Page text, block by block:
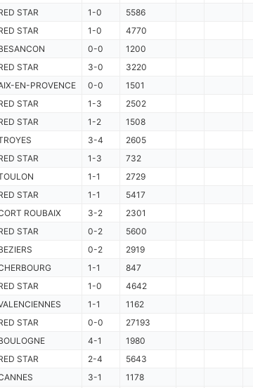
STAR 1-0
5586
STAR 1-0
4770
0-0
1200
STAR 3-0
3220
EN-PROVENCE 0-0
1501
STAR 1-3
2502
STAR 1-2
1508
3-4
2605
STAR 1-3
732
1-1
2729
STAR 1-1
5417
ROUBAIX 3-2
2301
STAR 0-2
5600
0-2
2919
1-1
847
STAR 1-0
4642
1-1
1162
STAR 0-0
27193
4-1
1980
STAR 2-4
5643
3-1 1178